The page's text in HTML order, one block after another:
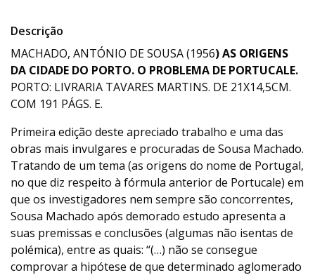
Descrição
MACHADO, ANTÓNIO DE SOUSA (1956) AS ORIGENS
DA CIDADE DO PORTO. O PROBLEMA DE PORTUCALE.
PORTO: LIVRARIA TAVARES MARTINS. DE 21X14,5CM.
COM 191 PÁGS. E.
Primeira edição deste apreciado trabalho e uma das
obras mais invulgares e procuradas de Sousa Machado.
Tratando de um tema (as origens do nome de Portugal,
no que diz respeito à fórmula anterior de Portucale) em
que os investigadores nem sempre são concorrentes,
Sousa Machado após demorado estudo apresenta a
suas premissas e conclusões (algumas não isentas de
polémica), entre as quais: “(…) não se consegue
comprovar a hipótese de que determinado aglomerado